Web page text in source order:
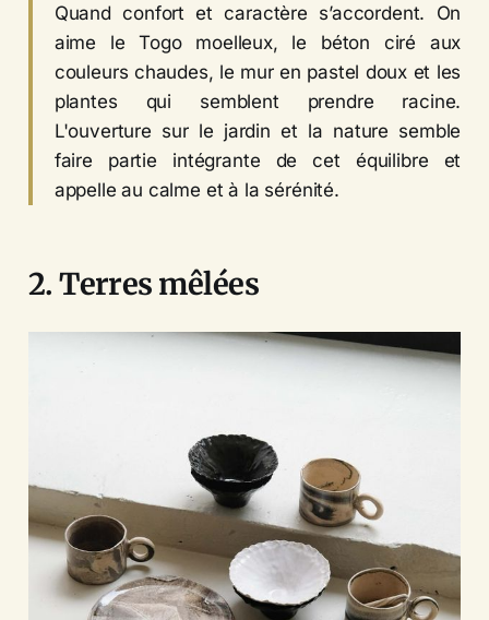
Quand confort et caractère s’accordent. On
aime le Togo moelleux, le béton ciré aux
couleurs chaudes, le mur en pastel doux et les
plantes qui semblent prendre racine.
L'ouverture sur le jardin et la nature semble
faire partie intégrante de cet équilibre et
appelle au calme et à la sérénité.
2. Terres mêlées